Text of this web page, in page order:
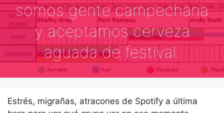
somos gente campechana
y aceptamos cerveza
aguada de festival.
Estrés, migrañas, atracones de Spotify a última